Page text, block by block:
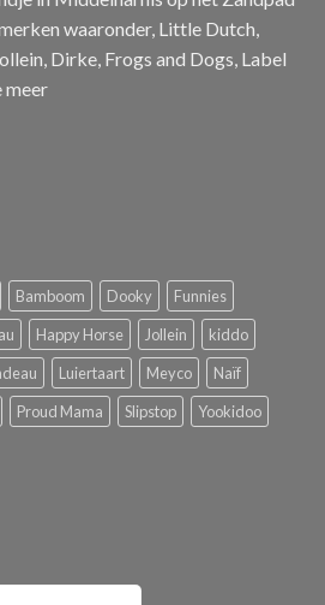
waaronder, Little Dutch,
Dirke, Frogs and Dogs, Label
meer
Bamboom Dooky
Funnies
Happy Horse Jollein
kiddo
Luiertaart Meyco
Naïf
Proud Mama Slipstop
Yookidoo